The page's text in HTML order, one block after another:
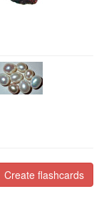
Create flashcards